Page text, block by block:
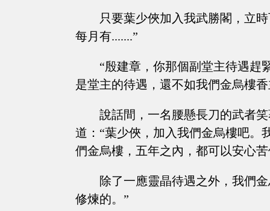
只要葉少俠加入我武勝閣，立
每月有.......”
“殷建章，你那個副堂主待遇趕
是堂主的待遇，還不如我們金烏樓
說話間，一名腰懸長刀的武者
道：“葉少俠，加入我們金烏樓吧。
們金烏樓，五年之內，都可以安心
除了一應靈晶待遇之外，我們
修煉的。”